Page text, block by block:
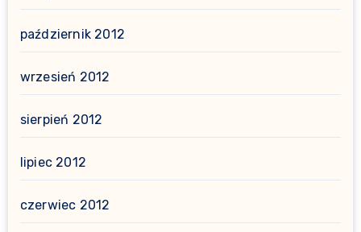
październik 2012
wrzesień 2012
sierpień 2012
lipiec 2012
czerwiec 2012